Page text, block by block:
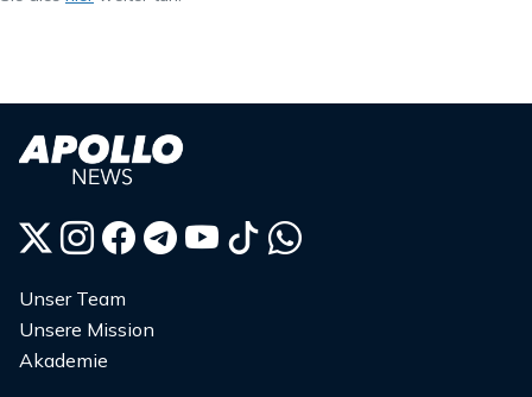
Unser Team
Unsere Mission
Akademie